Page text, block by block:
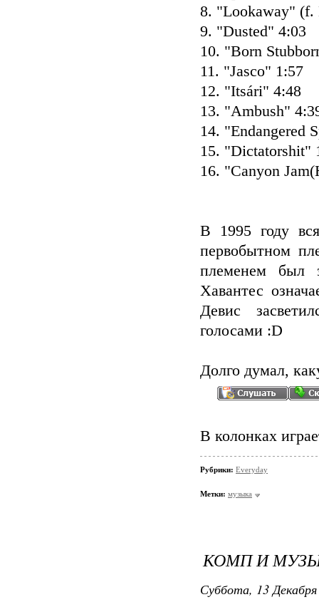
8. "Lookaway" (f.
9. "Dusted" 4:03
10. "Born
11. "Jasco" 1:57
12. "Itsári" 4:48
13. "Ambush"
14. "Endangered
15. "Dictatorshit"
16. "Canyon
В 1995 году
первобытном
племенем был
Хавантес
Девис
голосами :D
Долго думал,
В колонках
Рубрики: Everyday
Метки: музыка
КОМП И
Суббота, 13